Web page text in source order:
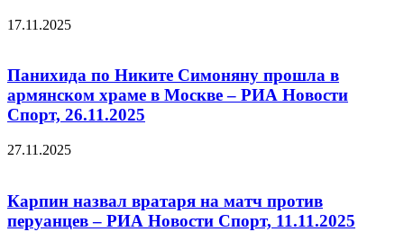
17.11.2025
Панихида по Никите Симоняну прошла в
армянском храме в Москве – РИА Новости
Спорт, 26.11.2025
27.11.2025
Карпин назвал вратаря на матч против
перуанцев – РИА Новости Спорт, 11.11.2025